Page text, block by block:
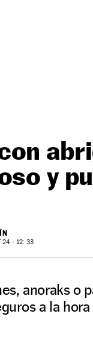
y
24 - 12: 33
anoraks o
a la